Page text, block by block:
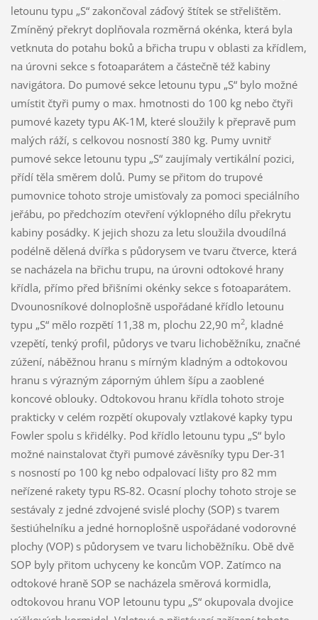
letounu typu „S“ zakončoval záďový štítek se střelištěm.
Zmíněný překryt doplňovala rozměrná okénka, která byla
vetknuta do potahu boků a břicha trupu v oblasti za křídlem,
na úrovni sekce s fotoaparátem a částečně též kabiny
navigátora. Do pumové sekce letounu typu „S“ bylo možné
umístit čtyři pumy o max. hmotnosti do 100 kg nebo čtyři
pumové kazety typu AK-1M, které sloužily k přepravě pum
malých ráží, s celkovou nosností 380 kg. Pumy uvnitř
pumové sekce letounu typu „S“ zaujímaly vertikální pozici,
přídí těla směrem dolů. Pumy se přitom do trupové
pumovnice tohoto stroje umisťovaly za pomoci speciálního
jeřábu, po předchozím otevření výklopného dílu překrytu
kabiny posádky. K jejich shozu za letu sloužila dvoudílná
podélně dělená dvířka s půdorysem ve tvaru čtverce, která
se nacházela na břichu trupu, na úrovni odtokové hrany
křídla, přímo před břišními okénky sekce s fotoaparátem.
Dvounosníkové dolnoplošně uspořádané křídlo letounu
typu „S“ mělo rozpětí 11,38 m, plochu 22,90 m2, kladné
vzepětí, tenký profil, půdorys ve tvaru lichoběžníku, značné
zúžení, náběžnou hranu s mírným kladným a odtokovou
hranu s výrazným záporným úhlem šípu a zaoblené
koncové oblouky. Odtokovou hranu křídla tohoto stroje
prakticky v celém rozpětí okupovaly vztlakové kapky typu
Fowler spolu s křidélky. Pod křídlo letounu typu „S“ bylo
možné nainstalovat čtyři pumové závěsníky typu Der-31
s nosností po 100 kg nebo odpalovací lišty pro 82 mm
neřízené rakety typu RS-82. Ocasní plochy tohoto stroje se
sestávaly z jedné zdvojené svislé plochy (SOP) s tvarem
šestiúhelníku a jedné hornoplošně uspořádané vodorovné
plochy (VOP) s půdorysem ve tvaru lichoběžníku. Obě dvě
SOP byly přitom uchyceny ke koncům VOP. Zatímco na
odtokové hraně SOP se nacházela směrová kormidla,
odtokovou hranu VOP letounu typu „S“ okupovala dvojice